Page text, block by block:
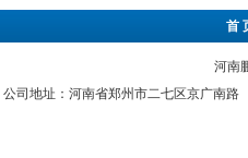
首
河南
公司地址：河南省郑州市二七区京广南